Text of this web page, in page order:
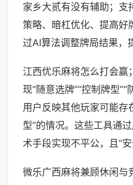
家乡大贰有没有辅助；支
策略、暗杠优化、提高好
过AI算法调整牌局结果，
江西优乐麻将怎么打会赢
现“随意选牌”“控制牌型
用户反映其他玩家可能存
型”的情况。这些工具通
术手段实现不平公，且“安
微乐广西麻将兼顾休闲与